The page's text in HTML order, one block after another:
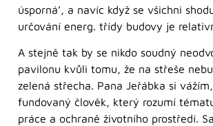
úsporná’, a navíc když se všichni
určování energ. třídy budovy je
A stejně tak by se nikdo soudný
pavilonu kvůli tomu, že na střeše
zelená střecha. Pana Jeřábka si
fundovaný člověk, který rozumí
práce a ochraně životního prostředí.